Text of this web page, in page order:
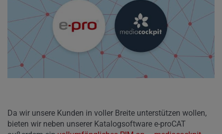
Da wir unsere Kunden in voller Breite unterstützen wollen,
bieten wir neben unserer Katalogsoftware e-proCAT